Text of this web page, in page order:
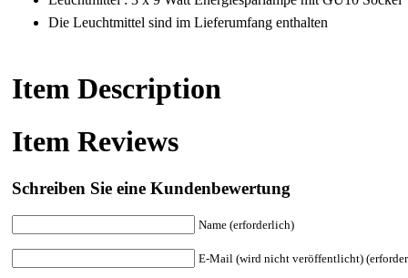
Die Leuchtmittel sind im Lieferumfang enthalten
Item Description
Item Reviews
Schreiben Sie eine Kundenbewertung
Name (erforderlich)
E-Mail (wird nicht veröffentlicht)